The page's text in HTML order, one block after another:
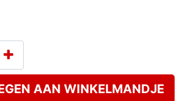
AAN WINKELMANDJE